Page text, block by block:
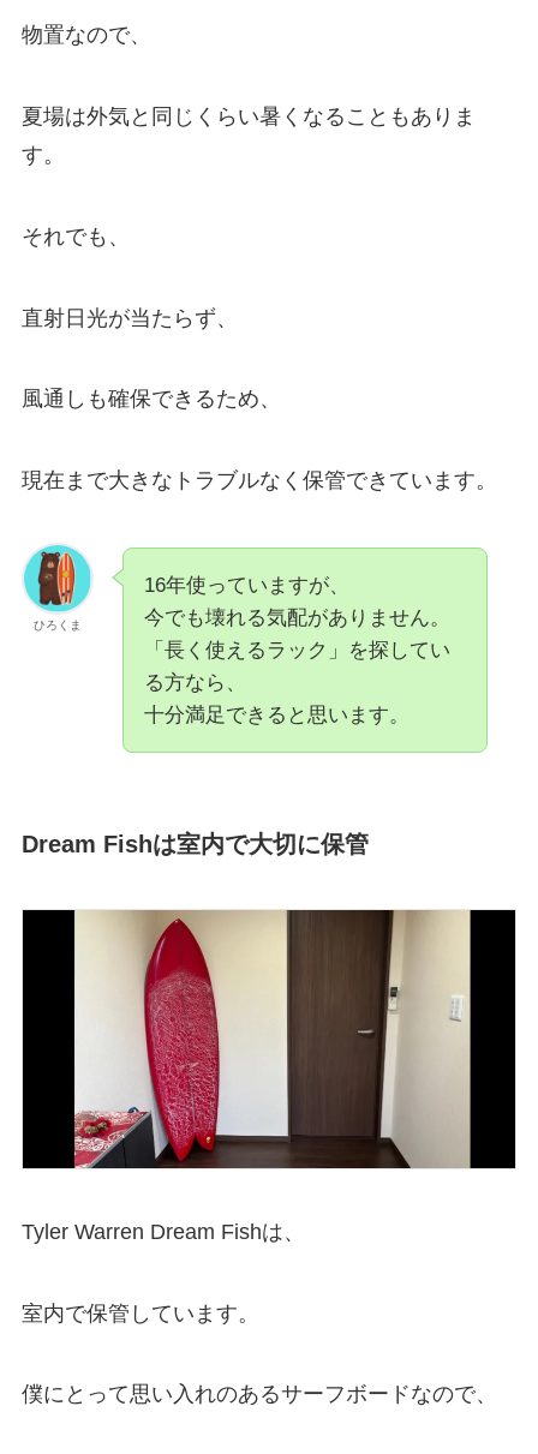
物置なので、
夏場は外気と同じくらい暑くなることもありま
す。
それでも、
直射日光が当たらず、
風通しも確保できるため、
現在まで大きなトラブルなく保管できています。
ひろくま
16年使っていますが、
今でも壊れる気配がありません。
「長く使えるラック」を探してい
る方なら、
十分満足できると思います。
Dream Fishは室内で大切に保管
Tyler Warren Dream Fishは、
室内で保管しています。
僕にとって思い入れのあるサーフボードなので、